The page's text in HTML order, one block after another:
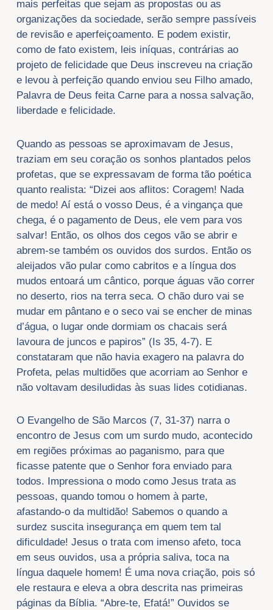
mais perfeitas que sejam as propostas ou as
organizações da sociedade, serão sempre passíveis
de revisão e aperfeiçoamento. E podem existir,
como de fato existem, leis iníquas, contrárias ao
projeto de felicidade que Deus inscreveu na criação
e levou à perfeição quando enviou seu Filho amado,
Palavra de Deus feita Carne para a nossa salvação,
liberdade e felicidade.
Quando as pessoas se aproximavam de Jesus,
traziam em seu coração os sonhos plantados pelos
profetas, que se expressavam de forma tão poética
quanto realista: “Dizei aos aflitos: Coragem! Nada
de medo! Aí está o vosso Deus, é a vingança que
chega, é o pagamento de Deus, ele vem para vos
salvar! Então, os olhos dos cegos vão se abrir e
abrem-se também os ouvidos dos surdos. Então os
aleijados vão pular como cabritos e a língua dos
mudos entoará um cântico, porque águas vão correr
no deserto, rios na terra seca. O chão duro vai se
mudar em pântano e o seco vai se encher de minas
d’água, o lugar onde dormiam os chacais será
lavoura de juncos e papiros” (Is 35, 4-7). E
constataram que não havia exagero na palavra do
Profeta, pelas multidões que acorriam ao Senhor e
não voltavam desiludidas às suas lides cotidianas.
O Evangelho de São Marcos (7, 31-37) narra o
encontro de Jesus com um surdo mudo, acontecido
em regiões próximas ao paganismo, para que
ficasse patente que o Senhor fora enviado para
todos. Impressiona o modo como Jesus trata as
pessoas, quando tomou o homem à parte,
afastando-o da multidão! Sabemos o quando a
surdez suscita insegurança em quem tem tal
dificuldade! Jesus o trata com imenso afeto, toca
em seus ouvidos, usa a própria saliva, toca na
língua daquele homem! É uma nova criação, pois só
ele restaura e eleva a obra descrita nas primeiras
páginas da Bíblia. “Abre-te, Efatá!” Ouvidos se